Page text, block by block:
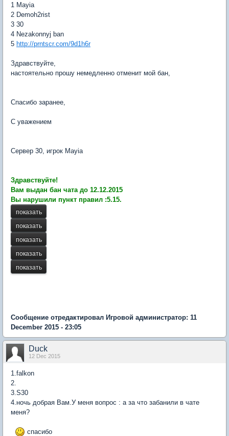
1 Mayia
2 Demoh2rist
3 30
4 Nezakonnyj ban
5 http://prntscr.com/9d1h6r
Здравствуйте,
настоятельно прошу немедленно отменит мой бан,
Спасибо заранее,
С уважением
Сервер 30, игрок Маyia
Здравствуйте!
Вам выдан бан чата до 12.12.2015
Вы нарушили пункт правил :5.15.
Сообщение отредактировал Игровой администратор: 11
December 2015 - 23:05
Duck
12 Dec 2015
1.falkon
2.
3.S30
4.ночь добрая Вам.У меня вопрос : а за что забанили в чате
меня?
спасибо